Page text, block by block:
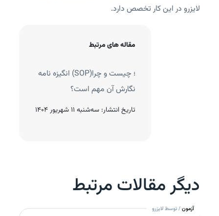
مقاله های مرتبط
انگیزه نامه (SOP)؛ چیست و چرا
نگارش آن مهم است؟
تاریخ انتشار: سه‌شنبه 11 شهریور 1404
لایزرو در این کار تخصص دارد.
دیگر مقالات مرتبط
آزمون/ توسط لایزرو